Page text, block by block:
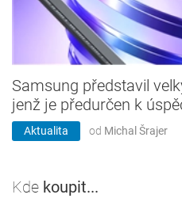
Samsung představil
jenž je předurčen k
Aktualita od Michal Šrajer
Kde koupit...